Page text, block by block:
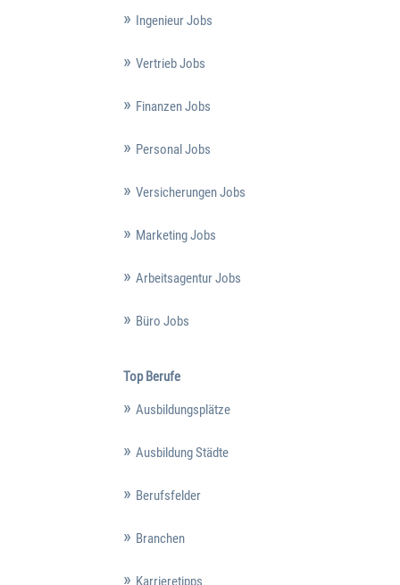
Ingenieur Jobs
Vertrieb Jobs
Finanzen Jobs
Personal Jobs
Versicherungen Jobs
Marketing Jobs
Arbeitsagentur Jobs
Büro Jobs
Top Berufe
Ausbildungsplätze
Ausbildung Städte
Berufsfelder
Branchen
Karrieretipps